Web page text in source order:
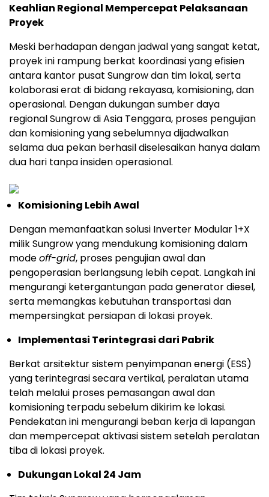
Keahlian Regional Mempercepat Pelaksanaan
Proyek
Meski berhadapan dengan jadwal yang sangat ketat,
proyek ini rampung berkat koordinasi yang efisien
antara kantor pusat Sungrow dan tim lokal, serta
kolaborasi erat di bidang rekayasa, komisioning, dan
operasional. Dengan dukungan sumber daya
regional Sungrow di Asia Tenggara, proses pengujian
dan komisioning yang sebelumnya dijadwalkan
selama dua pekan berhasil diselesaikan hanya dalam
dua hari tanpa insiden operasional.
Komisioning Lebih Awal
Dengan memanfaatkan solusi Inverter Modular 1+X
milik Sungrow yang mendukung komisioning dalam
modeoff-grid, proses pengujian awal dan
pengoperasian berlangsung lebih cepat. Langkah ini
mengurangi ketergantungan pada generator diesel,
serta memangkas kebutuhan transportasi dan
mempersingkat persiapan di lokasi proyek.
Implementasi Terintegrasi dari Pabrik
Berkat arsitektur sistem penyimpanan energi (ESS)
yang terintegrasi secara vertikal, peralatan utama
telah melalui proses pemasangan awal dan
komisioning terpadu sebelum dikirim ke lokasi.
Pendekatan ini mengurangi beban kerja di lapangan
dan mempercepat aktivasi sistem setelah peralatan
tiba di lokasi proyek.
Dukungan Lokal 24 Jam